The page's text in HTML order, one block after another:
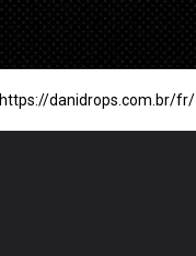
https://danidrops.com.br/fr/